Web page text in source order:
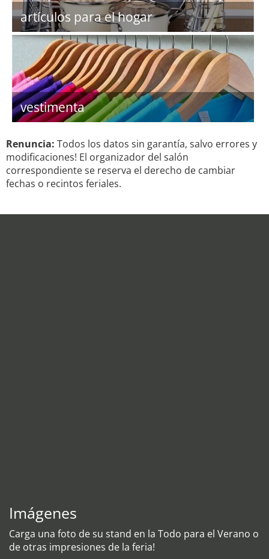
artículos para el hogar
vestimenta
Renuncia: Todos los datos sin garantía, salvo errores y
modificaciones! El organizador del salón
correspondiente se reserva el derecho de cambiar
fechas o recintos feriales.
Imágenes
Carga una foto de su stand en la Todo para el Verano o
de otras impresiones de la feria!